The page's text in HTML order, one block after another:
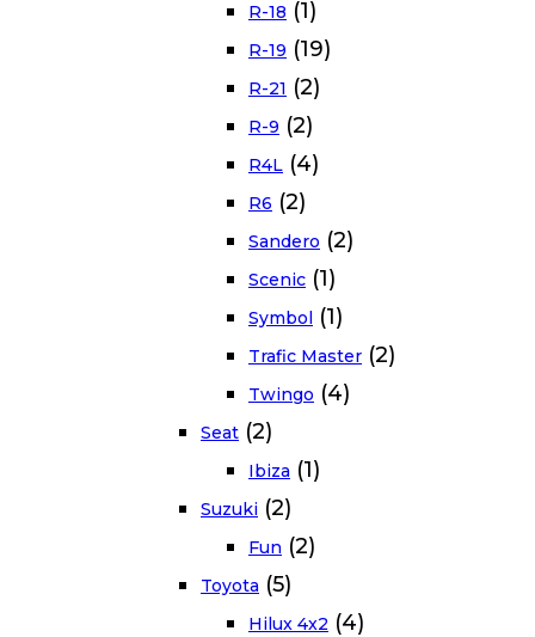
R-18 (1)
R-19 (19)
R-21 (2)
R-9 (2)
R4L (4)
R6 (2)
Sandero (2)
Scenic (1)
Symbol (1)
Trafic Master (2)
Twingo (4)
Seat (2)
Ibiza (1)
Suzuki (2)
Fun (2)
Toyota (5)
Hilux 4x2 (4)